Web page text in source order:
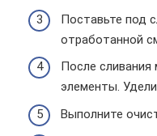
Поставьте под
отработанной
После сливания
элементы.
Выполните